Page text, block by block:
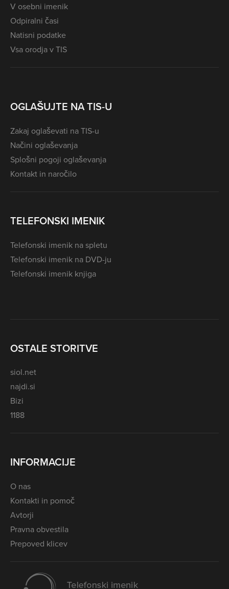
V osebni imenik
Odpiralni časi
Natisni podatke
Vsa orodja v TIS
OGLAŠUJTE NA TIS-U
Zakaj oglaševati na TIS-u
Načini oglaševanja
Splošni pogoji oglaševanja
Kontakt in naročilo
TELEFONSKI IMENIK
Telefonski imenik na spletu
Telefonski imenik na DVD-ju
Telefonski imenik knjiga
OSTALE STORITVE
siol.net
najdi.si
Bizi
1188
INFORMACIJE
O nas
Kontakti in pomoč
Avtorji
Pravna obvestila
Prepoved klicev